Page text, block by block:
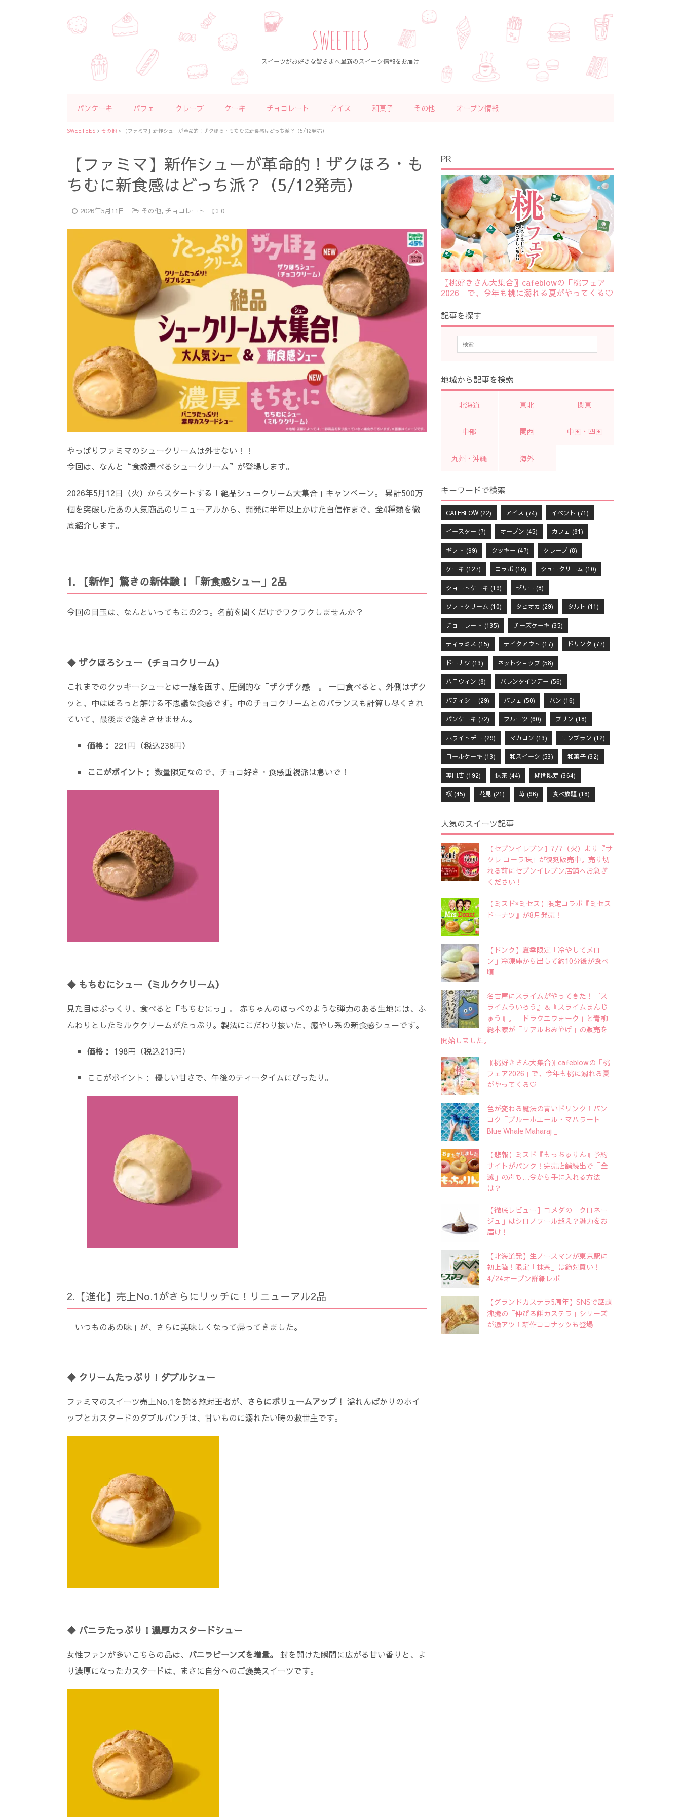
SWEETEES
スイーツがお好きな皆さまへ最新のスイーツ情報をお届け
パンケーキ パフェ クレープ ケーキ チョコレート アイス 和菓子 その他 オープン情報
SWEETEES > その他> 【ファミマ】新作シューが革命的！ザクほろ・もちむに新食感はどっち派？（5/12発売）
【ファミマ】新作シューが革命的！ザクほろ・も
ちむに新食感はどっち派？（5/12発売）
2026年5月11日 その他, チョコレート 0
やっぱりファミマのシュークリームは外せない！！
今回は、なんと“食感選べるシュークリーム”が登場します。
2026年5月12日（火）からスタートする「絶品シュークリーム大集合」キャンペーン。 累計500万
個を突破したあの人気商品のリニューアルから、開発に半年以上かけた自信作まで、全4種類を徹
底紹介します。
1. 【新作】驚きの新体験！「新食感シュー」2品
今回の目玉は、なんといってもこの2つ。名前を聞くだけでワクワクしませんか？
◆ ザクほろシュー（チョコクリーム）
これまでのクッキーシューとは一線を画す、圧倒的な「ザクザク感」。 一口食べると、外側はザク
ッと、中はほろっと解ける不思議な食感です。中のチョコクリームとのバランスも計算し尽くされ
ていて、最後まで飽きさせません。
価格： 221円（税込238円）
ここがポイント： 数量限定なので、チョコ好き・食感重視派は急いで！
◆ もちむにシュー（ミルククリーム）
見た目はぷっくり、食べると「もちむにっ」。 赤ちゃんのほっぺのような弾力のある生地には、ふ
んわりとしたミルククリームがたっぷり。製法にこだわり抜いた、癒やし系の新食感シューです。
価格： 198円（税込213円）
ここがポイント： 優しい甘さで、午後のティータイムにぴったり。
2.【進化】売上No.1がさらにリッチに！リニューアル2品
「いつものあの味」が、さらに美味しくなって帰ってきました。
◆ クリームたっぷり！ダブルシュー
ファミマのスイーツ売上No.1を誇る絶対王者が、 さらにボリュームアップ！ 溢れんばかりのホイ
ップとカスタードのダブルパンチは、甘いものに溺れたい時の救世主です。
◆ バニラたっぷり！濃厚カスタードシュー
女性ファンが多いこちらの品は、 バニラビーンズを増量。
封を開けた瞬間に広がる甘い香りと、よ
り濃厚になったカスタードは、まさに自分へのご褒美スイーツです。
PR
〖桃好きさん大集合〗cafeblowの「桃フェア
2026」で、今年も桃に溺れる夏がやってくる♡
記事を探す
地域から記事を検索
北海道 東北 関東
中部 関西 中国・四国
九州・沖縄 海外
キーワードで検索
CAFEBLOW(22) アイス (74) イベント (71)
イースター (7) オープン (45) カフェ (81)
ギフト (99) クッキー (47) クレープ(8)
ケーキ (127) コラボ(18) シュークリーム (10)
ショートケーキ (19) ゼリー (8)
ソフトクリーム (10) タピオカ (29) タルト (11)
チョコレート (135) チーズケーキ (35)
ティラミス (15) テイクアウト (17) ドリンク (77)
ドーナツ (13) ネットショップ(58)
ハロウィン (8) バレンタインデー (56)
パティシエ (29) パフェ (50) パン (16)
パンケーキ (72) フルーツ (60) プリン (18)
ホワイトデー (29) マカロン (13) モンブラン (12)
ロールケーキ (13) 和スイーツ (53) 和菓子(32)
専門店(192) 抹茶(44) 期間限定 (364)
桜(45) 花見 (21) 苺(96) 食べ放題(18)
人気のスイーツ記事
【セブンイレブン】7/7（火）より『サ
クレ コーラ味』が復刻販売中。売り切
れる前にセブンイレブン店舗へお急ぎ
ください！
【ミスド×ミセス】限定コラボ『ミセス
ドーナツ』が8月発売！
【ドンク】夏季限定「冷やしてメロ
ン」冷凍庫から出して約10分後が食べ
頃
名古屋にスライムがやってきた！『ス
ライムういろう』＆『スライムまんじ
ゅう』。「ドラクエウォーク」と青柳
総本家が「リアルおみやげ」の販売を
開始しました。
〖桃好きさん大集合〗cafeblowの「桃
フェア2026」で、今年も桃に溺れる夏
がやってくる♡
色が変わる魔法の青いドリンク！バン
コク「ブルーホエール・マハラート
Blue Whale Maharaj 」
【悲報】ミスド『もっちゅりん』予約
サイトがパンク！完売店舗続出で「全
滅」の声も…今から手に入れる方法
は？
【徹底レビュー】コメダの「クロネー
ジュ」はシロノワール超え？魅力をお
届け！
【北海道発】生ノースマンが東京駅に
初上陸！限定「抹茶」は絶対買い！
4/24オープン詳細レポ
【グランドカステラ5周年】SNSで話題
沸騰の「伸びる餅カステラ」シリーズ
が激アツ！新作ココナッツも登場